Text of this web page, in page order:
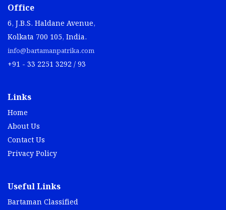
Office
6, J.B.S. Haldane Avenue,
Kolkata 700 105, India.
info@bartamanpatrika.com
+91 - 33 2251 3292 / 93
Links
Home
About Us
Contact Us
Privacy Policy
Useful Links
Bartaman Classified